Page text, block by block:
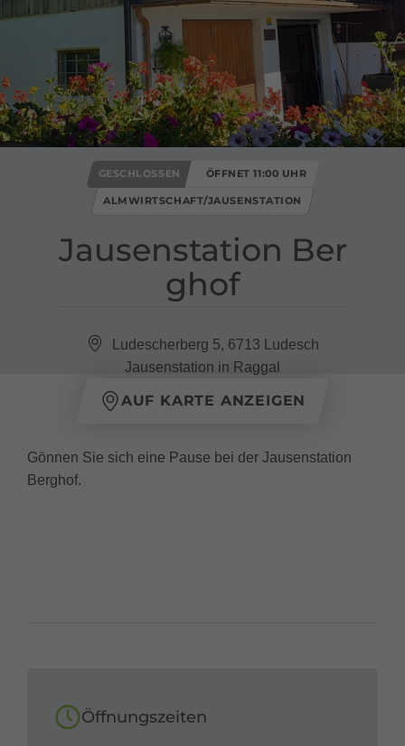
Jausenstation Ber
ghof
GESCHLOSSEN ÖFFNET 11:00 UHR
ALMWIRTSCHAFT/JAUSENSTATION
Ludescherberg 5, 6713 Ludesch
Jausenstation in Raggal
AUF KARTE ANZEIGEN
Gönnen Sie sich eine Pause bei der Jausenstation
Berghof.
Öffnungszeiten